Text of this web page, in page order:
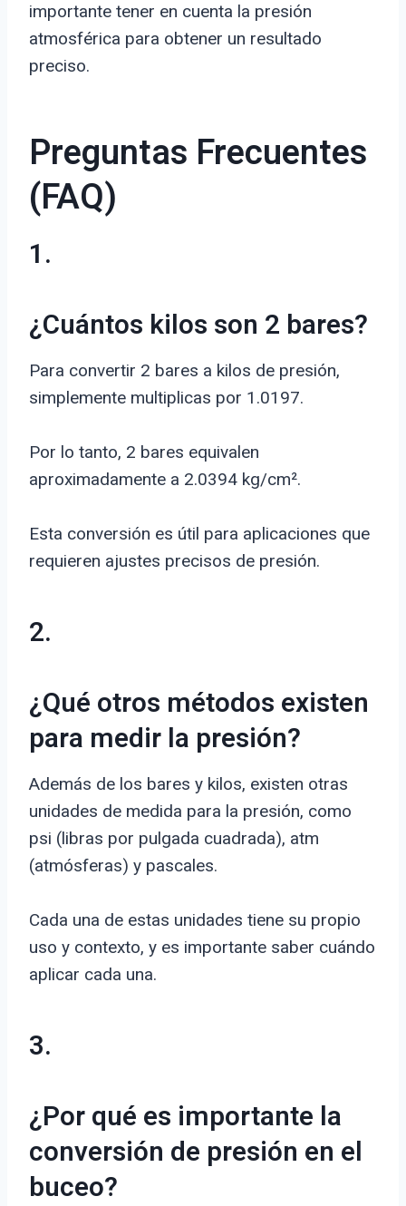
importante tener en cuenta la presión
atmosférica para obtener un resultado
preciso.
Preguntas Frecuentes
(FAQ)
1.
¿Cuántos kilos son 2 bares?
Para convertir 2 bares a kilos de presión,
simplemente multiplicas por 1.0197.
Por lo tanto, 2 bares equivalen
aproximadamente a 2.0394 kg/cm².
Esta conversión es útil para aplicaciones que
requieren ajustes precisos de presión.
2.
¿Qué otros métodos existen
para medir la presión?
Además de los bares y kilos, existen otras
unidades de medida para la presión, como
psi (libras por pulgada cuadrada), atm
(atmósferas) y pascales.
Cada una de estas unidades tiene su propio
uso y contexto, y es importante saber cuándo
aplicar cada una.
3.
¿Por qué es importante la
conversión de presión en el
buceo?